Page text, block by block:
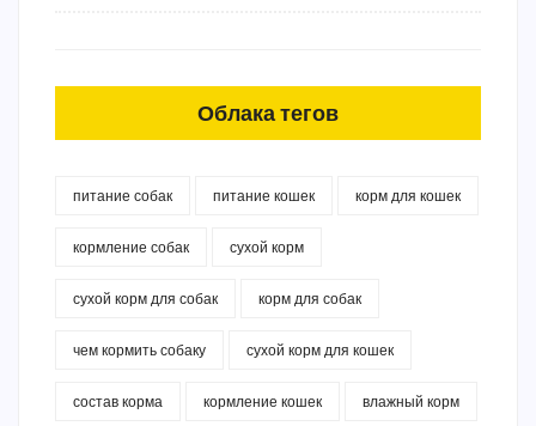
Облака тегов
питание собак питание кошек корм для кошек
кормление собак сухой корм
сухой корм для собак корм для собак
чем кормить собаку сухой корм для кошек
состав корма кормление кошек влажный корм